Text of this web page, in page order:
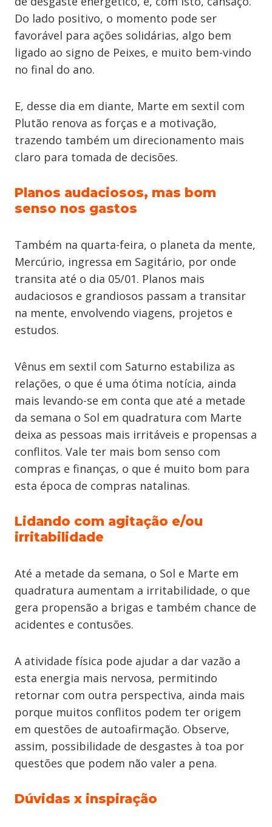
Do lado positivo, o momento pode ser
favorável para ações solidárias, algo bem
ligado ao signo de Peixes, e muito bem-vindo
no final do ano.
E, desse dia em diante, Marte em sextil com
Plutão renova as forças e a motivação,
trazendo também um direcionamento mais
claro para tomada de decisões.
Planos audaciosos, mas bom
senso nos gastos
Também na quarta-feira, o planeta da mente,
Mercúrio, ingressa em Sagitário, por onde
transita até o dia 05/01. Planos mais
audaciosos e grandiosos passam a transitar
na mente, envolvendo viagens, projetos e
estudos.
Vênus em sextil com Saturno estabiliza as
relações, o que é uma ótima notícia, ainda
mais levando-se em conta que até a metade
da semana o Sol em quadratura com Marte
deixa as pessoas mais irritáveis e propensas a
conflitos. Vale ter mais bom senso com
compras e finanças, o que é muito bom para
esta época de compras natalinas.
Lidando com agitação e/ou
irritabilidade
Até a metade da semana, o Sol e Marte em
quadratura aumentam a irritabilidade, o que
gera propensão a brigas e também chance de
acidentes e contusões.
A atividade física pode ajudar a dar vazão a
esta energia mais nervosa, permitindo
retornar com outra perspectiva, ainda mais
porque muitos conflitos podem ter origem
em questões de autoafirmação. Observe,
assim, possibilidade de desgastes à toa por
questões que podem não valer a pena.
Dúvidas x inspiração